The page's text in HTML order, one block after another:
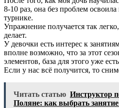
8-10 раз, она без проблем
турнике.
Упражнение получается так
делает.
У девочки есть интерес к
вполне возможно, что за этот
элементов, база для этого уже
Если у нас всё получится, то
Читать статью Инструктор
Поляне: как выбрать